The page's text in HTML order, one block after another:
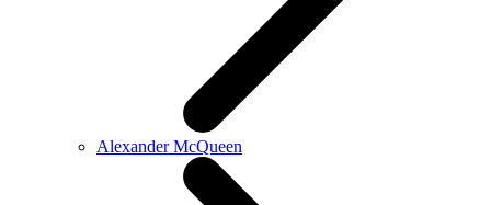
Alexander McQueen